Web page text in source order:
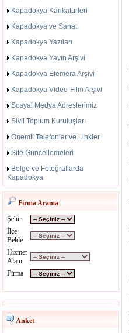
Kapadokya Karikatürleri
Kapadokya ve Sanat
Kapadokya Yazıları
Kapadokya Yayın Arşivi
Kapadokya Efemera Arşivi
Kapadokya Video-Film Arşivi
Sosyal Medya Adreslerimiz
Sivil Toplum Kuruluşları
Önemli Telefonlar ve Linkler
Site Güncellemeleri
Belge ve Fotoğraflarda
Kapadokya
Firma Arama
Şehir
İlçe-
Belde
Hizmet
Alanı
Firma
Anket